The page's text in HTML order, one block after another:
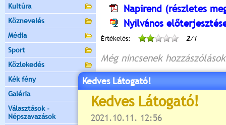
Kultúra
Köznevelés
Média
Sport
Közlekedés
Kék fény
Galéria
Választások -
Népszavazások
Napirend (részletes
Nyilvános
Értékelés: 2/1
Még nincsenek hozzászólások
Új hozzászólás:
Kérjük jelentkezzen be,
Kedves Látogató!